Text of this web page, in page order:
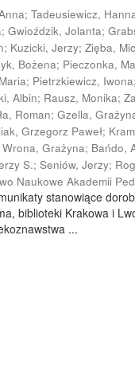
;Tadeusiewicz,
;Gwioździk, Jolanta;
; Kuzicki, Jerzy;Zięba,
Bożena; Pieczonka,
; Pietrzkiewicz, Iwona
Albin; Rausz, Monika;
Roman;Gzella,
Grzegorz Paweł;
Wrona, Grażyna; Bańdo,
S.;Seniów, Jerzy;
Naukowe Akademii
stanowiące
biblioteki Krakowa i
...